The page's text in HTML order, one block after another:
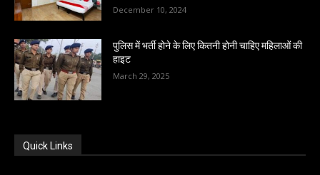
December 10, 2024
पुलिस में भर्ती होने के लिए कितनी होनी चाहिए महिलाओं की
हाइट
March 29, 2025
Quick Links